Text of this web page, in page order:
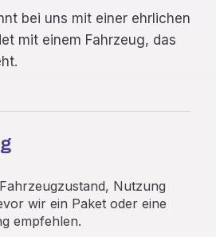
bei uns mit einer ehrlichen
mit einem Fahrzeug, das
Nutzung
wir ein Paket oder eine
empfehlen.